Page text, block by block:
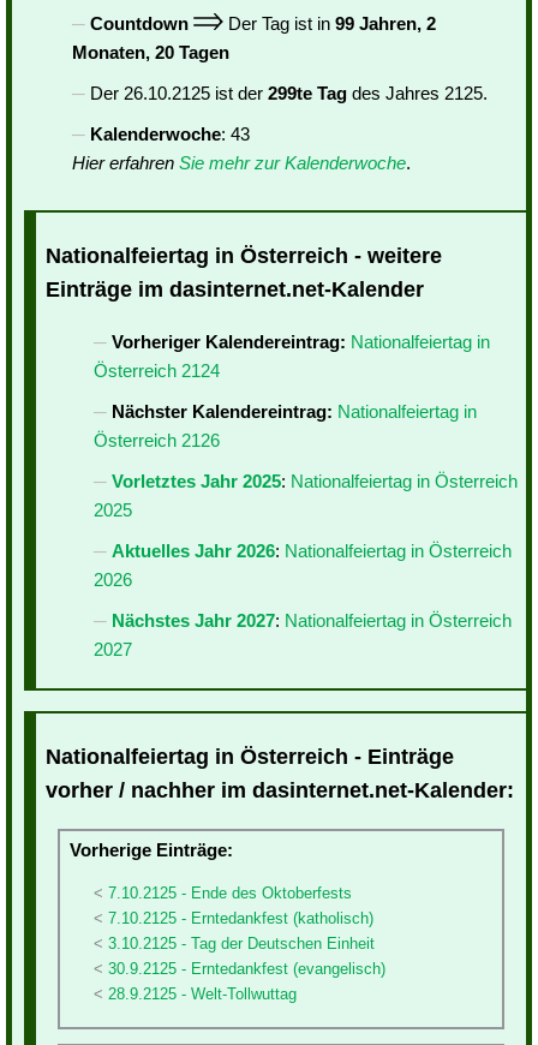
Countdown
Der Tag ist in 99 Jahren, 2
Monaten, 20 Tagen
Der 26.10.2125 ist der 299te Tag des Jahres 2125.
Kalenderwoche: 43
Hier erfahren Sie mehr zur Kalenderwoche.
Nationalfeiertag in Österreich - weitere
Einträge im dasinternet.net-Kalender
Vorheriger Kalendereintrag: Nationalfeiertag in
Österreich 2124
Nächster Kalendereintrag: Nationalfeiertag in
Österreich 2126
Vorletztes Jahr 2025: Nationalfeiertag in Österreich
2025
Aktuelles Jahr 2026: Nationalfeiertag in Österreich
2026
Nächstes Jahr 2027: Nationalfeiertag in Österreich
2027
Nationalfeiertag in Österreich - Einträge
vorher / nachher im dasinternet.net-Kalender:
Vorherige Einträge:
7.10.2125 - Ende des Oktoberfests
7.10.2125 - Erntedankfest (katholisch)
3.10.2125 - Tag der Deutschen Einheit
30.9.2125 - Erntedankfest (evangelisch)
28.9.2125 - Welt-Tollwuttag